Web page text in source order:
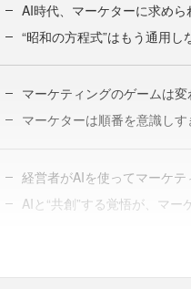
AI時代、マーケターに求めら
“昭和の方程式”はもう通用
マーケティングのゲームは
マーケターは順番を意識し
経営者がAIを使ってマーケ
AIと“共創”する覚悟が、マー